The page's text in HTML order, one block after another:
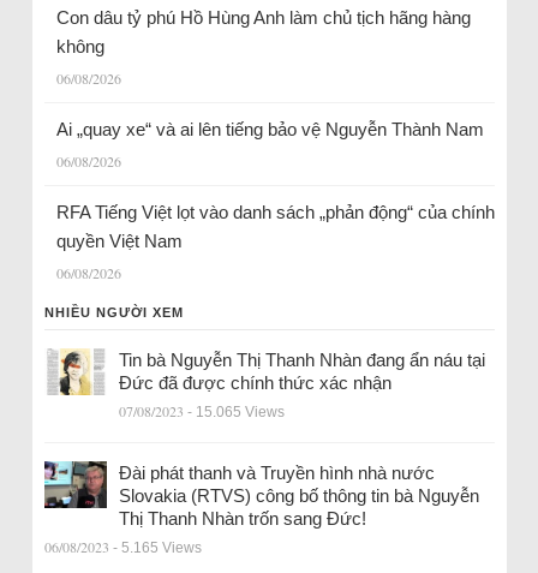
Con dâu tỷ phú Hồ Hùng Anh làm chủ tịch hãng hàng
không
06/08/2026
Ai „quay xe“ và ai lên tiếng bảo vệ Nguyễn Thành Nam
06/08/2026
RFA Tiếng Việt lọt vào danh sách „phản động“ của chính
quyền Việt Nam
06/08/2026
NHIỀU NGƯỜI XEM
Tin bà Nguyễn Thị Thanh Nhàn đang ẩn náu tại
Đức đã được chính thức xác nhận
07/08/2023 - 15.065 Views
Đài phát thanh và Truyền hình nhà nước
Slovakia (RTVS) công bố thông tin bà Nguyễn
Thị Thanh Nhàn trốn sang Đức!
06/08/2023 - 5.165 Views